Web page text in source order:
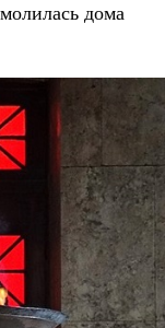
дома